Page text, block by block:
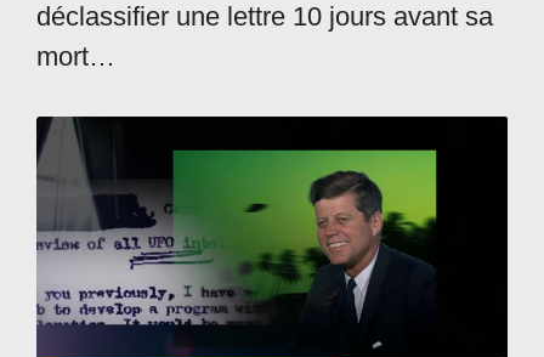
déclassifier une lettre 10 jours avant sa
mort…